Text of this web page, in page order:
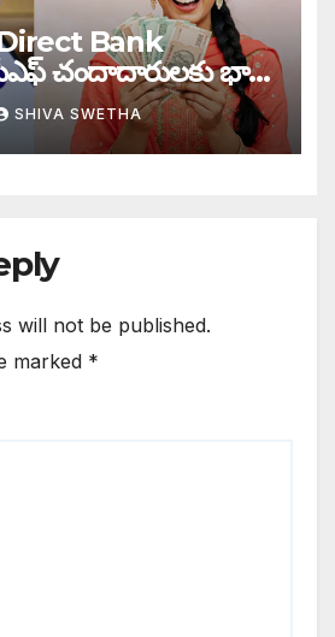
Bank
చందాదారులకు భారీ
SHIVA SWETHA
will not be published.
marked *